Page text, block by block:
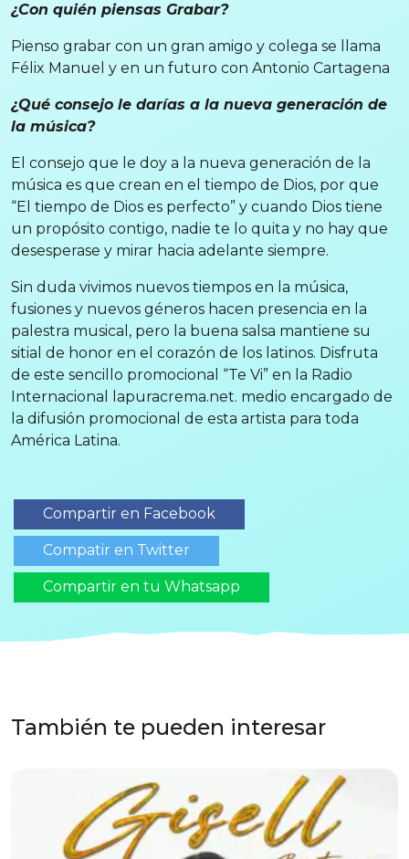
¿Con quién piensas Grabar?
Pienso grabar con un gran amigo y colega se llama
Félix Manuel y en un futuro con Antonio Cartagena
¿Qué consejo le darías a la nueva generación de
la música?
El consejo que le doy a la nueva generación de la
música es que crean en el tiempo de Dios, por que
“El tiempo de Dios es perfecto” y cuando Dios tiene
un propósito contigo, nadie te lo quita y no hay que
desesperase y mirar hacia adelante siempre.
Sin duda vivimos nuevos tiempos en la música,
fusiones y nuevos géneros hacen presencia en la
palestra musical, pero la buena salsa mantiene su
sitial de honor en el corazón de los latinos. Disfruta
de este sencillo promocional “Te Vi” en la Radio
Internacional lapuracrema.net. medio encargado de
la difusión promocional de esta artista para toda
América Latina.
Compartir en Facebook
Compatir en Twitter
Compartir en tu Whatsapp
También te pueden interesar